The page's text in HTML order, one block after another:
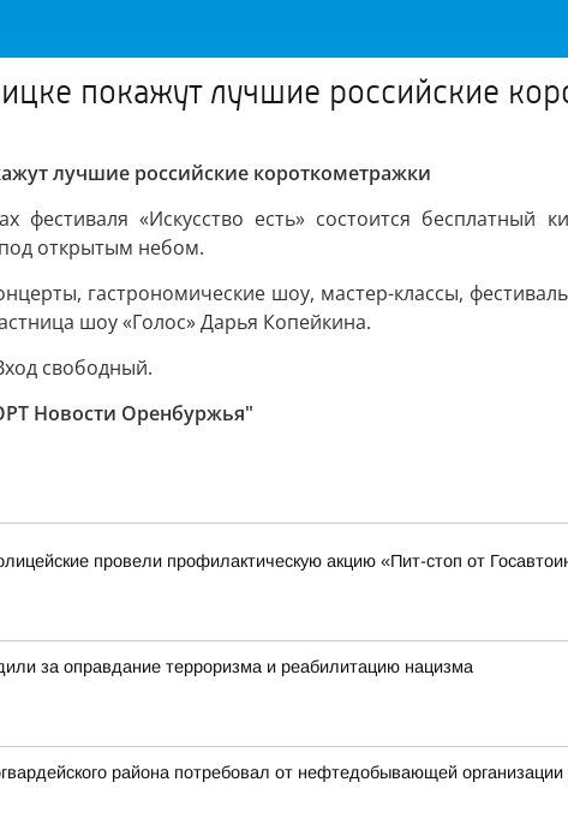
покажут лучшие российские
лучшие российские короткометражки
фестиваля «Искусство есть» состоится
открытым небом.
гастрономические шоу, мастер-классы,
шоу «Голос» Дарья Копейкина.
свободный.
Новости Оренбуржья"
провели профилактическую акцию «Пит-стоп от
за оправдание терроризма и реабилитацию нацизма
района потребовал от нефтедобывающей